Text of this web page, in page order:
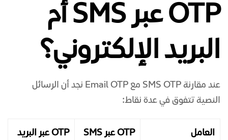
OTP عبر SMS أم
البريد الإلكتروني؟
عند مقارنة SMS OTP مع Email OTP نجد أن الرسائل
النصية تتفوق في عدة نقاط:
العامل OTP عبر SMS OTP عبر البريد